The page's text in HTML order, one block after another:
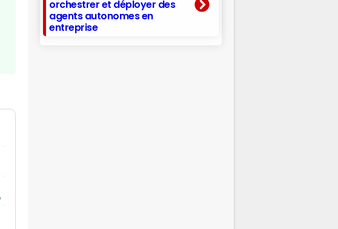
orchestrer et déployer des
agents autonomes en
entreprise